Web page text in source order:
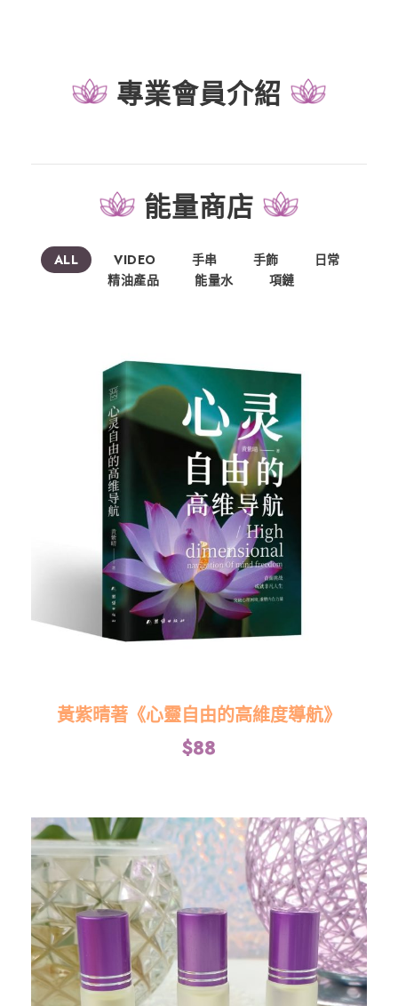
專業會員介紹
能量商店
ALL VIDEO 手串 手飾
日常
精油產品
能量水 項鏈
黃紫晴著《心靈自由的高維度導航》
$88